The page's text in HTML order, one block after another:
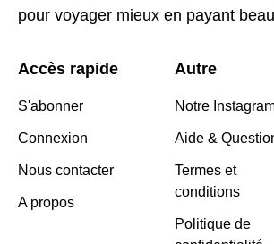
pour voyager mieux en payant
Accès rapide
S'abonner
Connexion
Nous contacter
A propos
Autre
Notre
Aide &
Termes et
conditions
Politique de